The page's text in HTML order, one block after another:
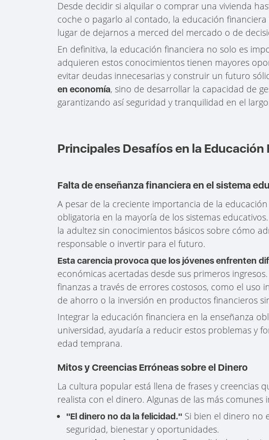
Desde decidir si alquilar o comprar una vivienda
coche o pagarlo al contado, la educación
lugar de dejarnos a merced del mercado o de
En definitiva, la educación financiera no solo es
adquieren estos conocimientos tienen mayores
evitar deudas innecesarias y construir un futuro
en economía, sino de desarrollar la capacidad de
garantizando así seguridad y tranquilidad en el
Principales Desafíos en la Educación
Falta de enseñanza financiera en el sistema
A pesar de la creciente importancia de la
obligatoria en la mayoría de los sistemas
la adultez sin conocimientos básicos sobre cómo
responsable o invertir para el futuro.
Esta carencia provoca que los jóvenes enfrenten
económicas acertadas desde sus primeros
finanzas a través de errores costosos, como el uso
de ahorro o la inversión en productos financieros
Integrar la educación financiera en la enseñanza
universidad, ayudaría a reducir estos problemas y
edad temprana.
Mitos y Creencias Erróneas sobre el Dinero
La cultura popular está llena de frases y creencias
realista con el dinero. Algunas de las más comunes
"El dinero no da la felicidad." Si bien el dinero no
seguridad, bienestar y oportunidades.